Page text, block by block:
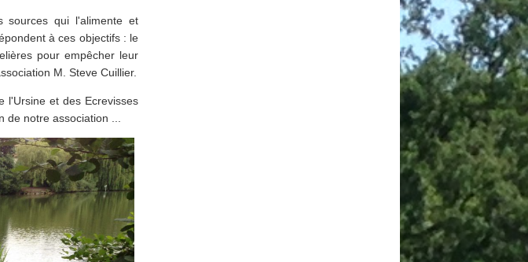
sources qui l'alimente et
à ces objectifs : le
pour empêcher leur
M. Steve Cuillier.
l'Ursine et des Ecrevisses
de notre association ...